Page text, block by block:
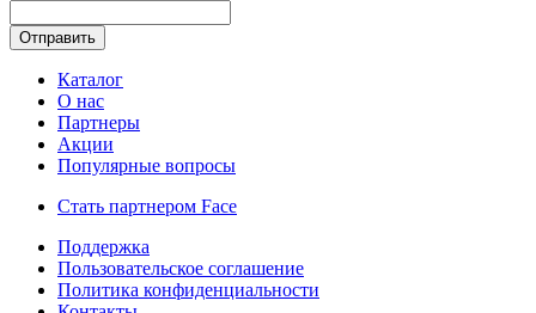
Каталог
О нас
Партнеры
Акции
Популярные вопросы
Стать партнером Face
Поддержка
Пользовательское соглашение
Политика конфиденциальности